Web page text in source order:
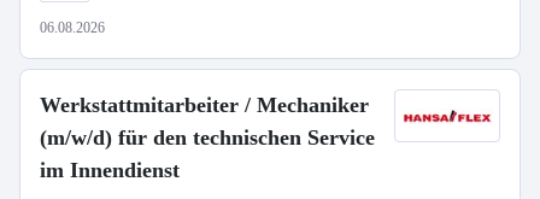
06.08.2026
Werkstattmitarbeiter / Mechaniker
(m/w/d) für den technischen Service
im Innendienst